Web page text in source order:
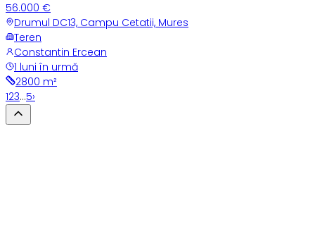
56.000 €
Drumul DC13, Campu Cetatii, Mures
Teren
Constantin Ercean
1 luni în urmă
2800 m²
123…5›